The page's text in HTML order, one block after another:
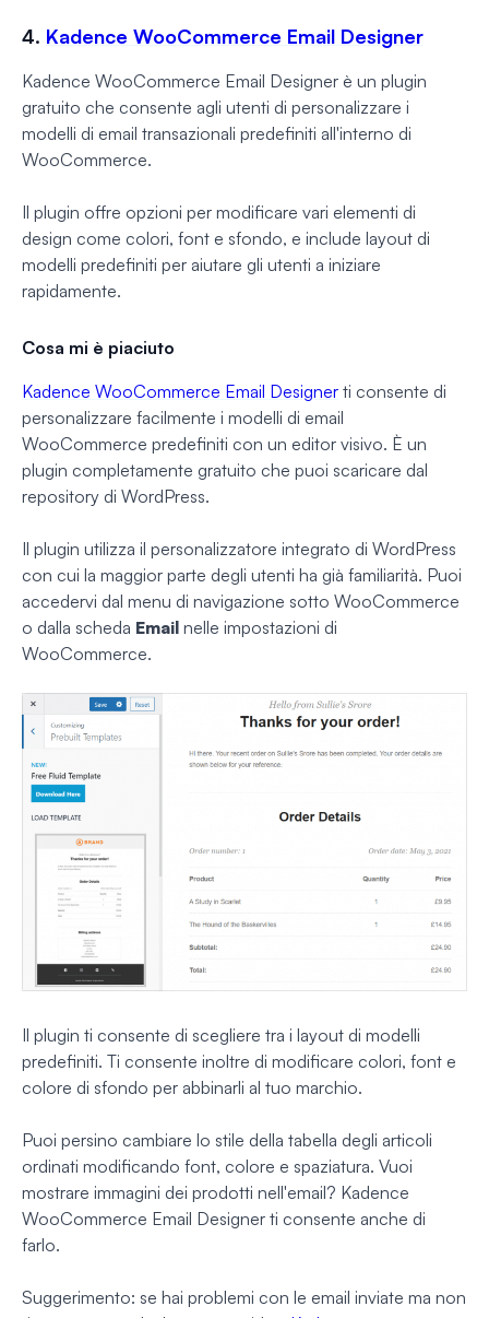
4. Kadence WooCommerce Email Designer
Kadence WooCommerce Email Designer è un plugin
gratuito che consente agli utenti di personalizzare i
modelli di email transazionali predefiniti all'interno di
WooCommerce.
Il plugin offre opzioni per modificare vari elementi di
design come colori, font e sfondo, e include layout di
modelli predefiniti per aiutare gli utenti a iniziare
rapidamente.
Cosa mi è piaciuto
Kadence WooCommerce Email Designer ti consente di
personalizzare facilmente i modelli di email
WooCommerce predefiniti con un editor visivo. È un
plugin completamente gratuito che puoi scaricare dal
repository di WordPress.
Il plugin utilizza il personalizzatore integrato di WordPress
con cui la maggior parte degli utenti ha già familiarità. Puoi
accedervi dal menu di navigazione sotto WooCommerce
o dalla scheda Email nelle impostazioni di
WooCommerce.
Il plugin ti consente di scegliere tra i layout di modelli
predefiniti. Ti consente inoltre di modificare colori, font e
colore di sfondo per abbinarli al tuo marchio.
Puoi persino cambiare lo stile della tabella degli articoli
ordinati modificando font, colore e spaziatura. Vuoi
mostrare immagini dei prodotti nell'email? Kadence
WooCommerce Email Designer ti consente anche di
farlo.
Suggerimento: se hai problemi con le email inviate ma non